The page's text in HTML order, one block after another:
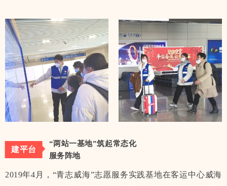
建平台
“两站一基地”筑起常态化
服务阵地
2019年4月，“青志威海”志愿服务实践基地在客运中心威海